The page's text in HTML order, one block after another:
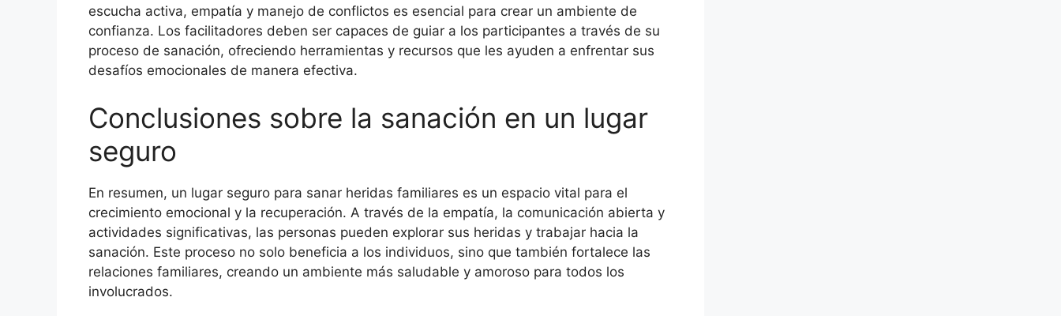
escucha activa, empatía y manejo de conflictos es esencial para crear un ambiente de
confianza. Los facilitadores deben ser capaces de guiar a los participantes a través de su
proceso de sanación, ofreciendo herramientas y recursos que les ayuden a enfrentar sus
desafíos emocionales de manera efectiva.
Conclusiones sobre la sanación en un lugar
seguro
En resumen, un lugar seguro para sanar heridas familiares es un espacio vital para el
crecimiento emocional y la recuperación. A través de la empatía, la comunicación abierta y
actividades significativas, las personas pueden explorar sus heridas y trabajar hacia la
sanación. Este proceso no solo beneficia a los individuos, sino que también fortalece las
relaciones familiares, creando un ambiente más saludable y amoroso para todos los
involucrados.